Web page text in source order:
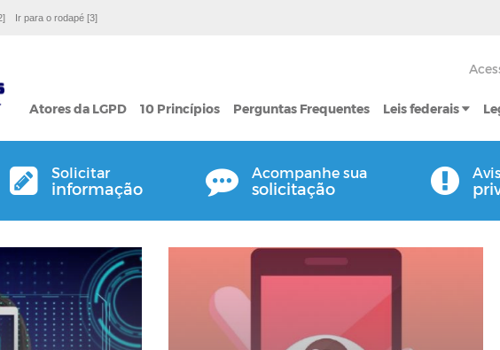
Ir para o rodapé [3]
Atores da LGPD 10 Princípios Perguntas Frequentes Leis federais
Solicitar
informação
Acompanhe sua
solicitação